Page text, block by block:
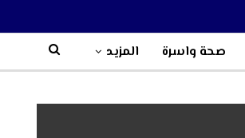
صحة واسرة المزيد